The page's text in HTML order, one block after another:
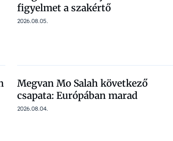
figyelmet a szakértő
2026.08.05.
Megvan Mo Salah következő
csapata: Európában marad
2026.08.04.